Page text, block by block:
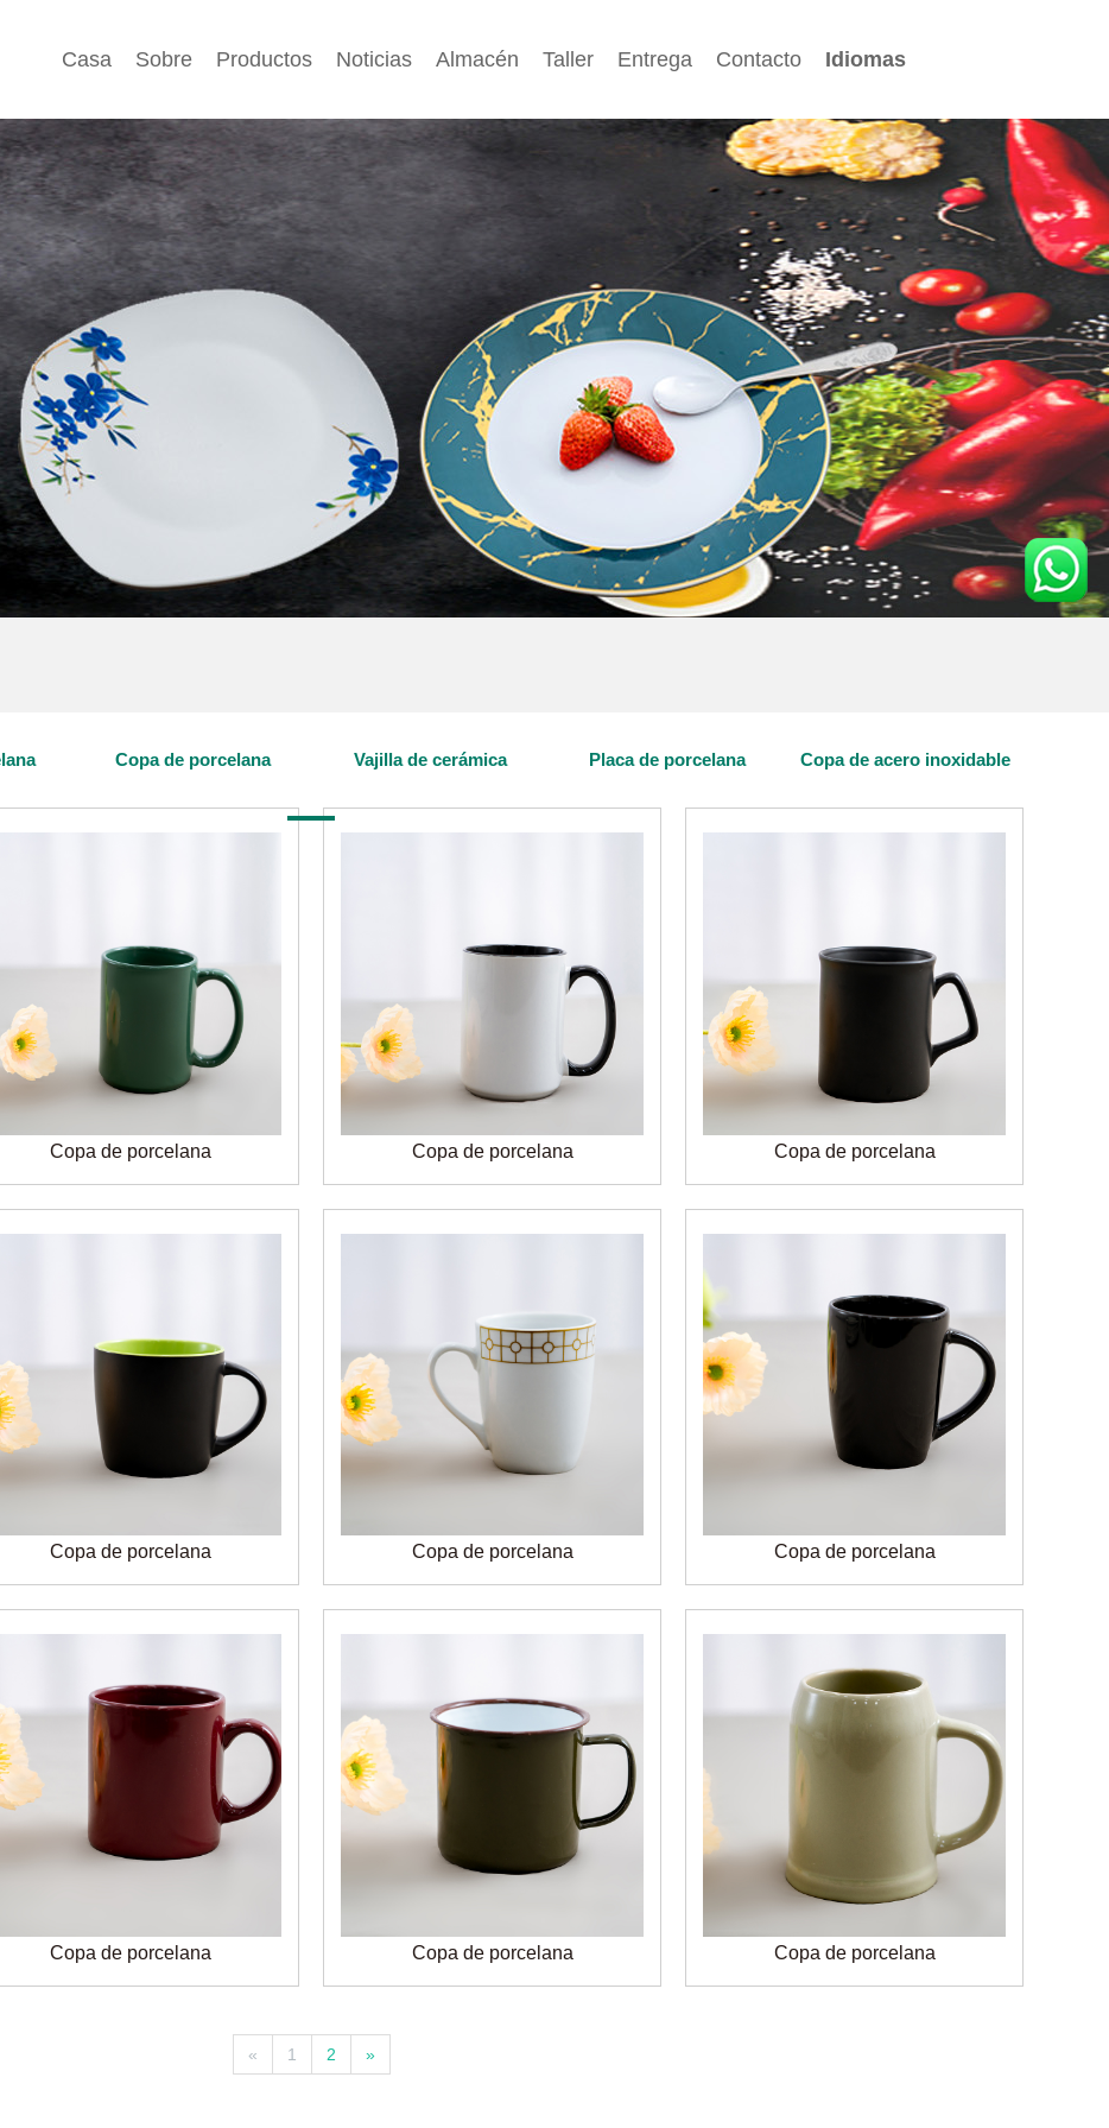
Casa Sobre Productos Noticias Almacén Taller Entrega Contacto Idiomas
CENTRO DE PRODUCTOS
Copa de porcelana Vajilla de cerámica Placa de porcelana Copa de acero inoxidable
Copa de porcelana Copa de porcelana Copa de porcelana
Copa de porcelana Copa de porcelana Copa de porcelana
Copa de porcelana Copa de porcelana Copa de porcelana
« 1 2 »